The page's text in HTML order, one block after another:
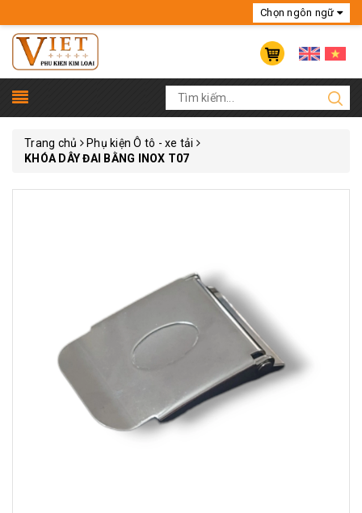
Chọn ngôn ngữ
Tiếng Anh
Tiếng Việt
France
China
Trang chủ
Phụ kiện Ô tô - xe tải
KHÓA DÂY ĐAI BẰNG INOX T07